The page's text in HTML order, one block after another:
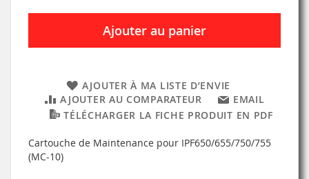
Ajouter au panier
AJOUTER À MA LISTE D’ENVIE
AJOUTER AU COMPARATEUR
EMAIL
TÉLÉCHARGER LA FICHE PRODUIT EN PDF
Cartouche de Maintenance pour IPF650/655/750/755
(MC-10)